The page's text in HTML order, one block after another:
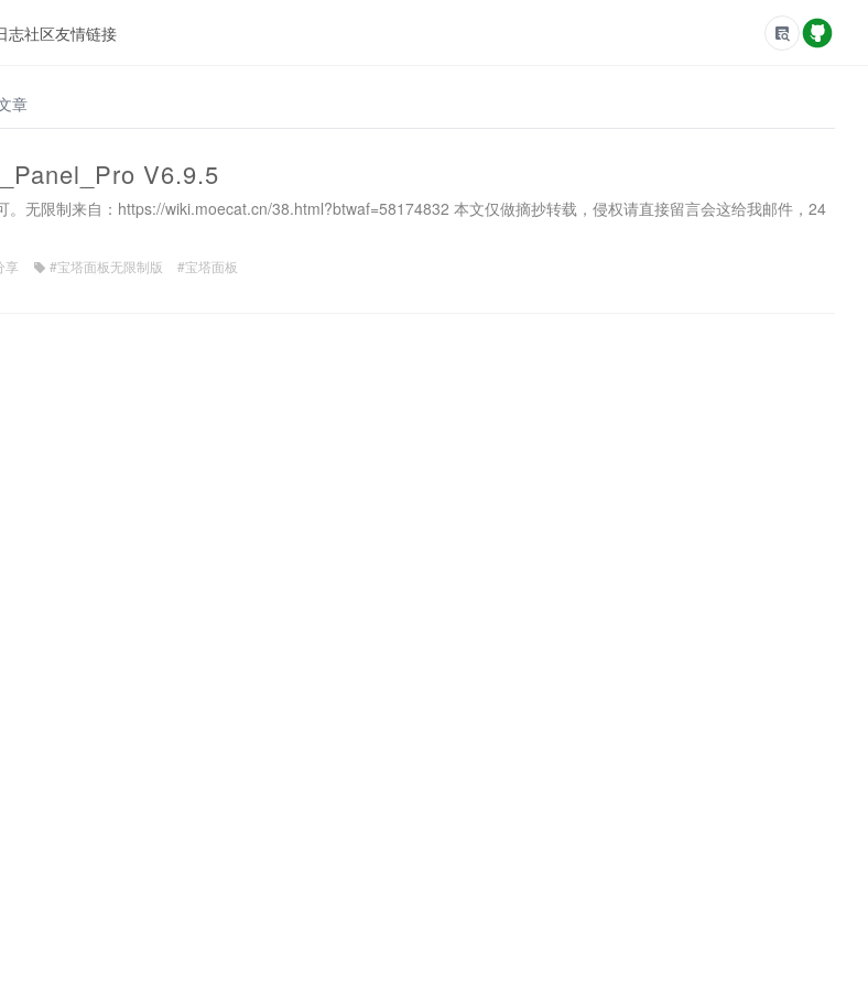
志社区友情链接
章
V6.9.5
。无限制来自：https://wiki.moecat.cn/38.html?btwaf=58174832 本文仅做摘抄转载，侵权请直接留言会这给我邮件，24
享 #宝塔面板无限制版 #宝塔面板